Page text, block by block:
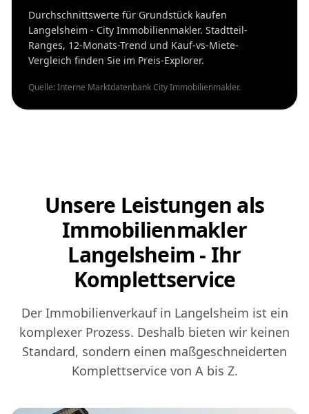
Durchschnittswerte für Grundstück kaufen
Langelsheim - City Immobilienmakler. Stadtteil-
Ranges, 12-Monats-Trend und Kauf-vs-Miete-
Vergleich finden Sie im Preis-Explorer.
Quelle: Interne Marktdatenbank City Immobilienmakler.
Unsere Leistungen als
Immobilienmakler
Langelsheim - Ihr
Komplettservice
Der Immobilienverkauf in Langelsheim ist ein
komplexer Prozess. Deshalb bieten wir keinen
Standard, sondern einen maßgeschneiderten
Komplettservice von A bis Z.